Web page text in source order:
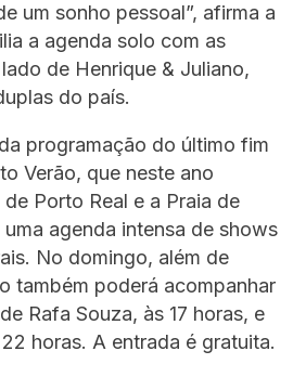
um sonho pessoal”, afirma a
a agenda solo com as
de Henrique & Juliano,
do país.
programação do último fim
Verão, que neste ano
Porto Real e a Praia de
agenda intensa de shows
No domingo, além de
também poderá acompanhar
Rafa Souza, às 17 horas, e
22 horas. A entrada é gratuita.